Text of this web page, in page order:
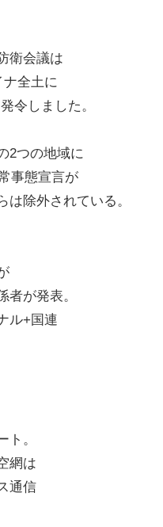
衛会議は
全土に
令しました。
2つの地域に
事態宣言が
除外されている。
者が発表。
ル+国連
ト。
網は
通信